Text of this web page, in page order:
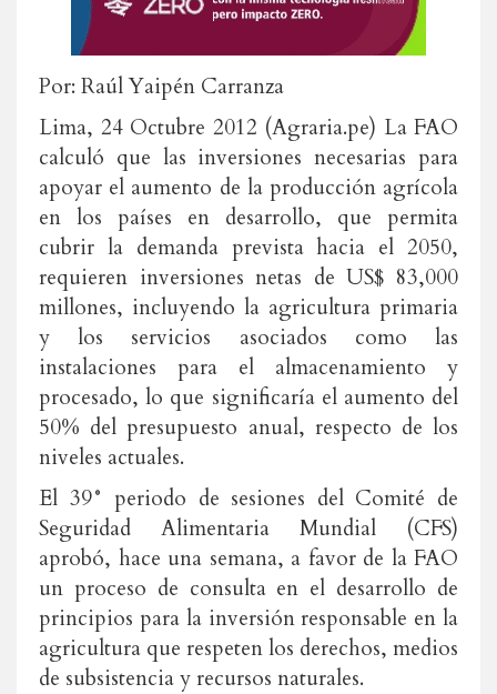
Por: Raúl Yaipén Carranza
Lima, 24 Octubre 2012 (Agraria.pe) La FAO
calculó que las inversiones necesarias para
apoyar el aumento de la producción agrícola
en los países en desarrollo, que permita
cubrir la demanda prevista hacia el 2050,
requieren inversiones netas de US$ 83,000
millones, incluyendo la agricultura primaria
y los servicios asociados como las
instalaciones para el almacenamiento y
procesado, lo que significaría el aumento del
50% del presupuesto anual, respecto de los
niveles actuales.
El 39° periodo de sesiones del Comité de
Seguridad Alimentaria Mundial (CFS)
aprobó, hace una semana, a favor de la FAO
un proceso de consulta en el desarrollo de
principios para la inversión responsable en la
agricultura que respeten los derechos, medios
de subsistencia y recursos naturales.